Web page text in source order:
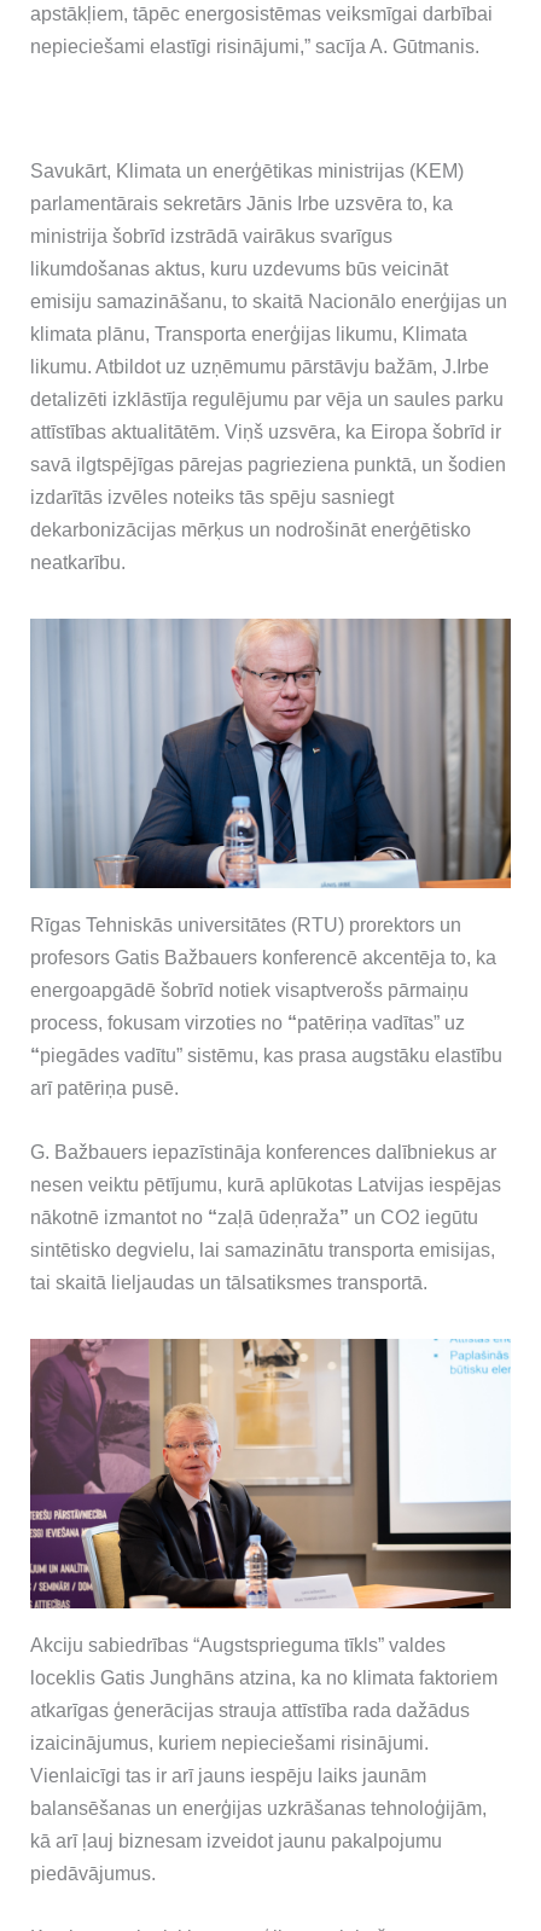
apstākļiem, tāpēc energosistēmas veiksmīgai darbībai
nepieciešami elastīgi risinājumi,” sacīja A. Gūtmanis.
Savukārt, Klimata un enerģētikas ministrijas (KEM)
parlamentārais sekretārs Jānis Irbe uzsvēra to, ka
ministrija šobrīd izstrādā vairākus svarīgus
likumdošanas aktus, kuru uzdevums būs veicināt
emisiju samazināšanu, to skaitā Nacionālo enerģijas un
klimata plānu, Transporta enerģijas likumu, Klimata
likumu. Atbildot uz uzņēmumu pārstāvju bažām, J.Irbe
detalizēti izklāstīja regulējumu par vēja un saules parku
attīstības aktualitātēm. Viņš uzsvēra, ka Eiropa šobrīd ir
savā ilgtspējīgas pārejas pagrieziena punktā, un šodien
izdarītās izvēles noteiks tās spēju sasniegt
dekarbonizācijas mērķus un nodrošināt enerģētisko
neatkarību.
Rīgas Tehniskās universitātes (RTU) prorektors un
profesors Gatis Bažbauers konferencē akcentēja to, ka
energoapgādē šobrīd notiek visaptverošs pārmaiņu
process, fokusam virzoties no “patēriņa vadītas” uz
“piegādes vadītu” sistēmu, kas prasa augstāku elastību
arī patēriņa pusē.
G. Bažbauers iepazīstināja konferences dalībniekus ar
nesen veiktu pētījumu, kurā aplūkotas Latvijas iespējas
nākotnē izmantot no “zaļā ūdeņraža” un CO2 iegūtu
sintētisko degvielu, lai samazinātu transporta emisijas,
tai skaitā lieljaudas un tālsatiksmes transportā.
Akciju sabiedrības “Augstsprieguma tīkls” valdes
loceklis Gatis Junghāns atzina, ka no klimata faktoriem
atkarīgas ģenerācijas strauja attīstība rada dažādus
izaicinājumus, kuriem nepieciešami risinājumi.
Vienlaicīgi tas ir arī jauns iespēju laiks jaunām
balansēšanas un enerģijas uzkrāšanas tehnoloģijām,
kā arī ļauj biznesam izveidot jaunu pakalpojumu
piedāvājumus.